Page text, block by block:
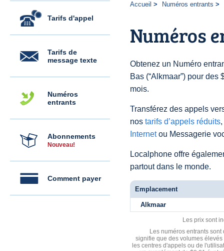
Tarifs d'appel
Tarifs de
message texte
Numéros
entrants
Abonnements
Nouveau!
Comment payer
Accueil Numéros entrants
Numéros
Obtenez un Numéro
Bas (“Alkmaar”) pour des
mois.
Transférez des appels
nos tarifs d’appels réduits
Internetou Messagerie
Localphone offre
partout dans le monde.
Emplacement
Alkmaar
Les prix sont
Les numéros entrants
signifie que des volumes
les centres d'appels ou de